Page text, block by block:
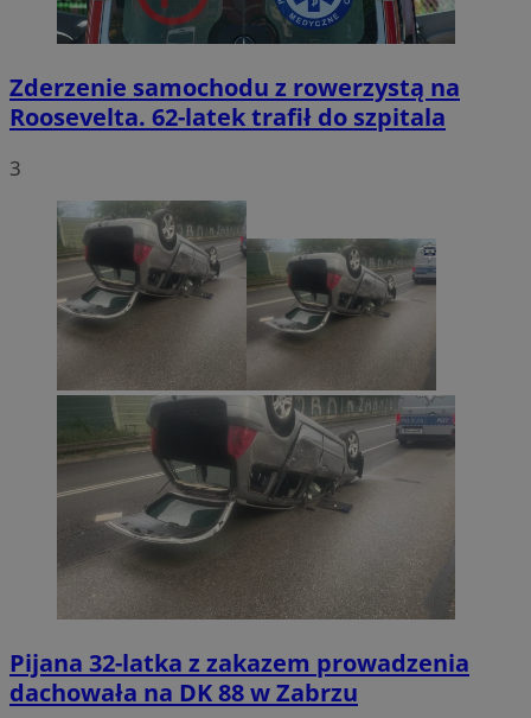
Zderzenie samochodu z rowerzystą na
Roosevelta. 62-latek trafił do szpitala
3
Pijana 32-latka z zakazem prowadzenia
dachowała na DK 88 w Zabrzu